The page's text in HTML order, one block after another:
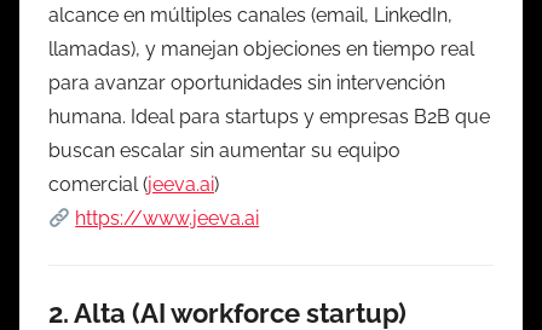
alcance en múltiples canales (email, LinkedIn,
llamadas), y manejan objeciones en tiempo real
para avanzar oportunidades sin intervención
humana. Ideal para startups y empresas B2B que
buscan escalar sin aumentar su equipo
comercial (jeeva.ai)
https://www.jeeva.ai
2.Alta (AI workforce startup)